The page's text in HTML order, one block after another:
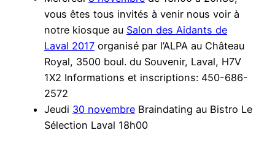
vous êtes tous invités à venir nous voir à
notre kiosque au Salon des Aidants de
Laval 2017 organisé par l’ALPA au Château
Royal, 3500 boul. du Souvenir, Laval, H7V
1X2 Informations et inscriptions: 450-686-
2572
Jeudi 30 novembre Braindating au Bistro Le
Sélection Laval 18h00